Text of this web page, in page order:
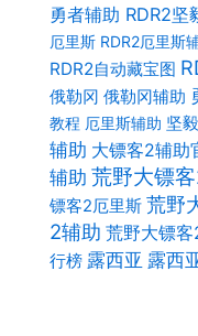
勇者辅助 RDR2
厄里斯 RDR2厄里斯
RDR2自动藏宝图
俄勒冈 俄勒冈辅助
教程 厄里斯辅助 坚
辅助 大镖客2辅助
辅助 荒野大镖
镖客2厄里斯 荒野
2辅助 荒野大镖
行榜 露西亚 露西